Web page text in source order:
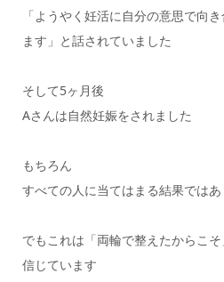
「ようやく妊活に自分の意思で向
ます」と話されていました
そして5ヶ月後
Aさんは自然妊娠をされました
もちろん
すべての人に当てはまる結果では
でもこれは「両輪で整えたからこ
信じています